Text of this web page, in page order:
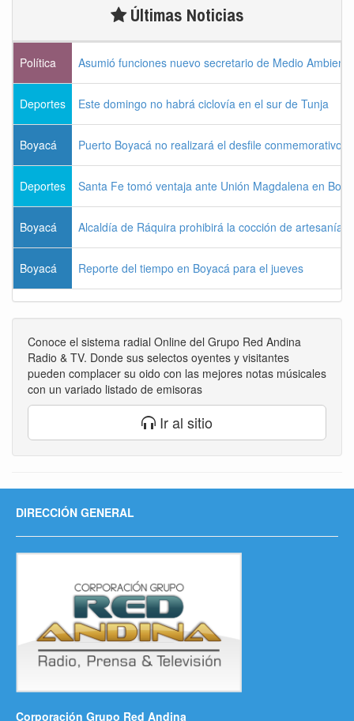
Últimas Noticias
Política Asumió funciones nuevo secretario de Medio
Deportes Este domingo no habrá ciclovía en el sur de Tunja
Boyacá Puerto Boyacá no realizará el desfile conmemorativo
Deportes Santa Fe tomó ventaja ante Unión Magdalena en
Boyacá Alcaldía de Ráquira prohibirá la cocción de
Boyacá Reporte del tiempo en Boyacá para el jueves
Conoce el sistema radial Online del Grupo Red Andina
Radio & TV. Donde sus selectos oyentes y visitantes
pueden complacer su oido con las mejores notas músicales
con un variado listado de emisoras
Ir al sitio
DIRECCIÓN GENERAL
Corporación Grupo Red Andina